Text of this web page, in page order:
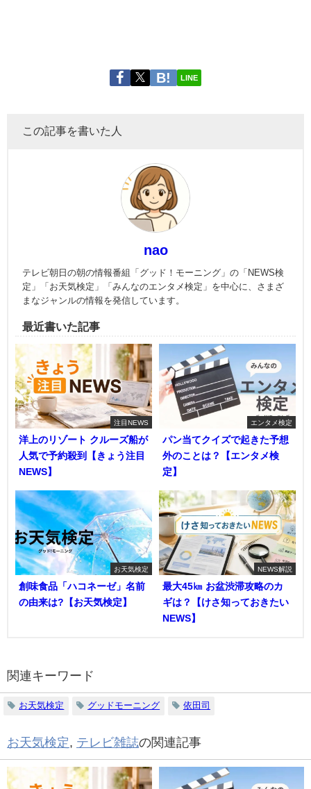
LINE
この記事を書いた人
nao
テレビ朝日の朝の情報番組「グッド！モーニング」の「NEWS検
定」「お天気検定」「みんなのエンタメ検定」を中心に、さまざ
まなジャンルの情報を発信しています。
最近書いた記事
注目NEWS
洋上のリゾート クルーズ船が
人気で予約殺到【きょう注目
NEWS】
エンタメ検定
パン当てクイズで起きた予想
外のことは？【エンタメ検
定】
お天気検定
創味食品「ハコネーゼ」名前
の由来は?【お天気検定】
NEWS解説
最大45㎞ お盆渋滞攻略のカ
ギは？【けさ知っておきたい
NEWS】
関連キーワード
お天気検定 グッドモーニング 依田司
お天気検定, テレビ雑誌の関連記事